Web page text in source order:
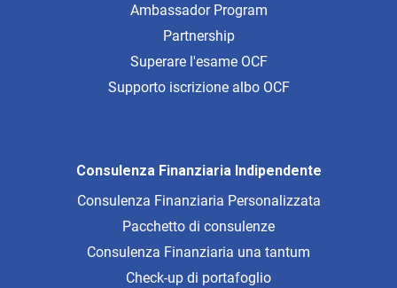
Consulenza Finanziaria Indipendente
Consulenza Finanziaria Personalizzata
Pacchetto di consulenze
Consulenza Finanziaria una tantum
Check-up di portafoglio
Ambassador Program
Partnership
Superare l'esame OCF
Supporto iscrizione albo OCF